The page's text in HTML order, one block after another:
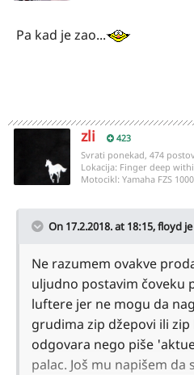
Pa kad je zao...
zli 423
Svrati ponekad, 474
Lokacija: Finger deep
Motocikl: Yamaha FZS
On 17.2.2018. at 18:15,floyd
Ne razumem ovakve
uljudno postavim čoveku
luftere jer ne mogu da
grudima zip džepovi ili
odgovara nego piše
palac. Još mu napišem